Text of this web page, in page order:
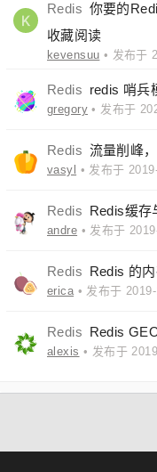
Redis 你要的
收藏阅读
kevensuu • 发布于
Redis redis 哨兵
gregory • 发布于
Redis 流量削峰
vasyl • 发布于
Redis Redis缓存
andre • 发布于
Redis Redis 的
erica • 发布于
Redis Redis
alexis • 发布于